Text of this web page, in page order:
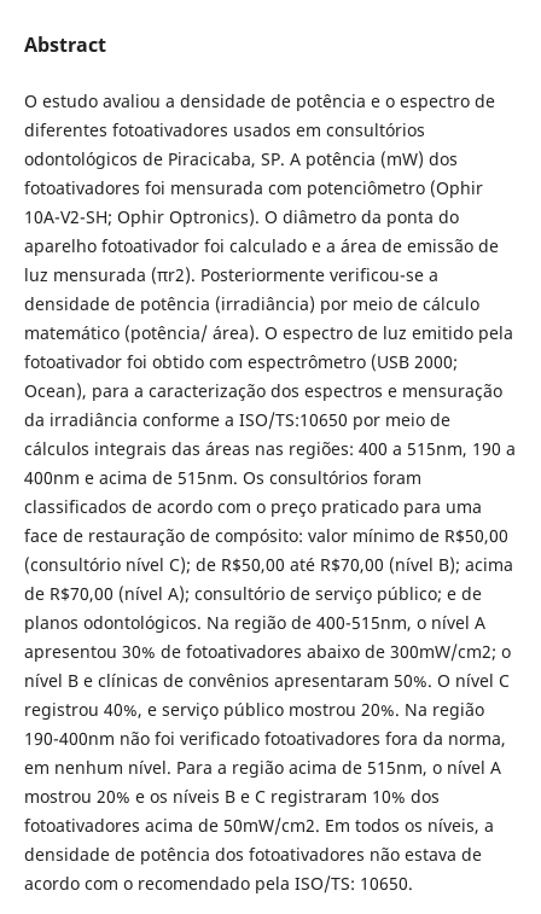
Abstract
O estudo avaliou a densidade de potência e o espectro de
diferentes fotoativadores usados em consultórios
odontológicos de Piracicaba, SP. A potência (mW) dos
fotoativadores foi mensurada com potenciômetro (Ophir
10A-V2-SH; Ophir Optronics). O diâmetro da ponta do
aparelho fotoativador foi calculado e a área de emissão de
luz mensurada (πr2). Posteriormente verificou-se a
densidade de potência (irradiância) por meio de cálculo
matemático (potência/ área). O espectro de luz emitido pela
fotoativador foi obtido com espectrômetro (USB 2000;
Ocean), para a caracterização dos espectros e mensuração
da irradiância conforme a ISO/TS:10650 por meio de
cálculos integrais das áreas nas regiões: 400 a 515nm, 190 a
400nm e acima de 515nm. Os consultórios foram
classificados de acordo com o preço praticado para uma
face de restauração de compósito: valor mínimo de R$50,00
(consultório nível C); de R$50,00 até R$70,00 (nível B); acima
de R$70,00 (nível A); consultório de serviço público; e de
planos odontológicos. Na região de 400-515nm, o nível A
apresentou 30% de fotoativadores abaixo de 300mW/cm2; o
nível B e clínicas de convênios apresentaram 50%. O nível C
registrou 40%, e serviço público mostrou 20%. Na região
190-400nm não foi verificado fotoativadores fora da norma,
em nenhum nível. Para a região acima de 515nm, o nível A
mostrou 20% e os níveis B e C registraram 10% dos
fotoativadores acima de 50mW/cm2. Em todos os níveis, a
densidade de potência dos fotoativadores não estava de
acordo com o recomendado pela ISO/TS: 10650.